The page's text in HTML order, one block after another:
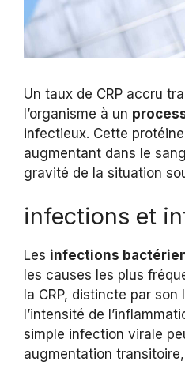
Un taux de CRP accru
l’organisme à un
infectieux. Cette
augmentant dans le
gravité de la situation
infections et
Les infections
les causes les plus
la CRP, distincte par
l’intensité de
simple infection virale
augmentation transitoire,